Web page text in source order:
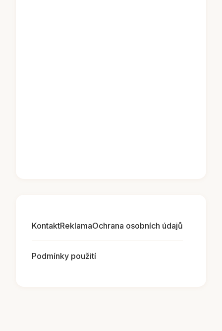
KontaktReklamaOchrana osobních údajů
Podmínky použití